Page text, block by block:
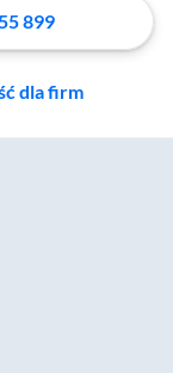
899
dla firm